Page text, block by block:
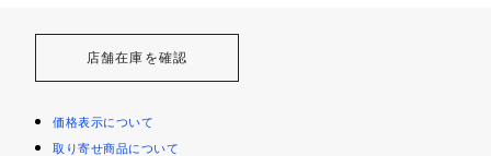
店舗在庫を確認
価格表示について
取り寄せ商品について